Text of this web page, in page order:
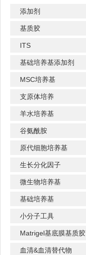
添加剂
基质胶
ITS
基础培养基添加剂
MSC培养基
支原体培养
羊水培养基
谷氨酰胺
原代细胞培养基
生长分化因子
微生物培养基
基础培养基
小分子工具
Matrigel基底膜基质胶
血清&血清替代物